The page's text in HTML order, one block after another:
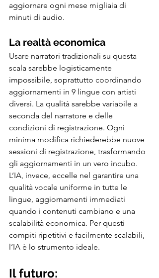
aggiornare ogni mese migliaia di
minuti di audio.
La realtà economica
Usare narratori tradizionali su questa
scala sarebbe logisticamente
impossibile, soprattutto coordinando
aggiornamenti in 9 lingue con artisti
diversi. La qualità sarebbe variabile a
seconda del narratore e delle
condizioni di registrazione. Ogni
minima modifica richiederebbe nuove
sessioni di registrazione, trasformando
gli aggiornamenti in un vero incubo.
L’IA, invece, eccelle nel garantire una
qualità vocale uniforme in tutte le
lingue, aggiornamenti immediati
quando i contenuti cambiano e una
scalabilità economica. Per questi
compiti ripetitivi e facilmente scalabili,
l’IA è lo strumento ideale.
Il futuro: